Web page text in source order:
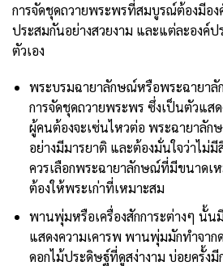
การจัดชุดถวายพระพรที่สมบูรณ์ต้องมีอ
ประสมกันอย่างสวยงาม และแต่ละองค์
ตัวเอง
พระบรมฉายาลักษณ์หรือพระฉายาลั
การจัดชุดถวายพระพร ซึ่งเป็นตัวแส
ผู้คนต้องจะเซ่นไหวต่อ พระฉายาลัก
อย่างมีมารยาติ และต้องมั่นใจว่าไม่
ควรเลือกพระฉายาลักษณ์ที่มีขนาด
ต้องให้พระเก่าที่เหมาะสม
พานพุ่มหรือเครื่องสักการะต่างๆ นั้
แสดงความเคารพ พานพุ่มมักทำจาก
ดอกไม้ประดิษฐ์ที่ดูสง่างาม บ่อยครั้งมี